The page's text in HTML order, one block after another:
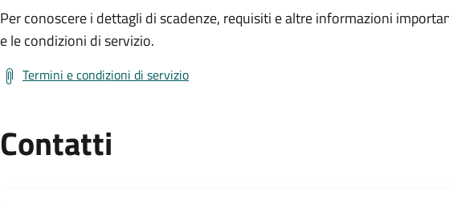
Per conoscere i dettagli di scadenze, requisiti e altre informazioni
e le condizioni di servizio.
Termini e condizioni di servizio
Contatti